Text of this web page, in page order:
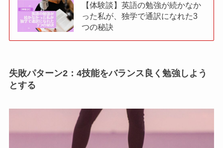
【体験談】英語の勉強が続かなか
った私が、独学で通訳になれた3
つの秘訣
失敗パターン2：4技能をバランス良く勉強しよう
とする